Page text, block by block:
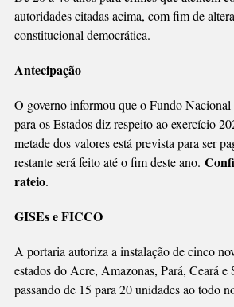
autoridades citadas acima, com fim de
constitucional democrática.
Antecipação
O governo informou que o Fundo Nacional
para os Estados diz respeito ao exercício
metade dos valores está prevista para ser
restante será feito até o fim deste ano.
rateio.
GISEs e FICCO
A portaria autoriza a instalação de cinco
estados do Acre, Amazonas, Pará, Ceará e
passando de 15 para 20 unidades ao todo